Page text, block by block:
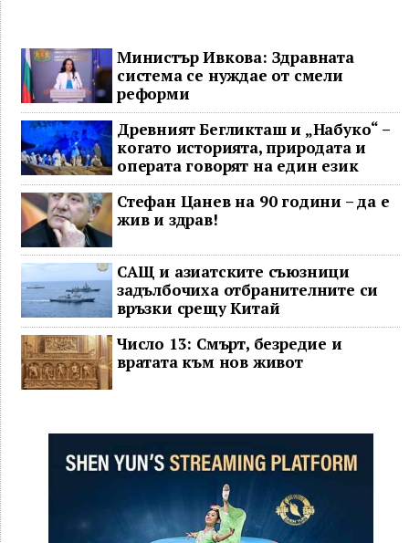
Министър Ивкова: Здравната
система се нуждае от смели
реформи
Древният Бегликташ и „Набуко“ –
когато историята, природата и
операта говорят на един език
Стефан Цанев на 90 години – да е
жив и здрав!
САЩ и азиатските съюзници
задълбочиха отбранителните си
връзки срещу Китай
Число 13: Смърт, безредие и
вратата към нов живот